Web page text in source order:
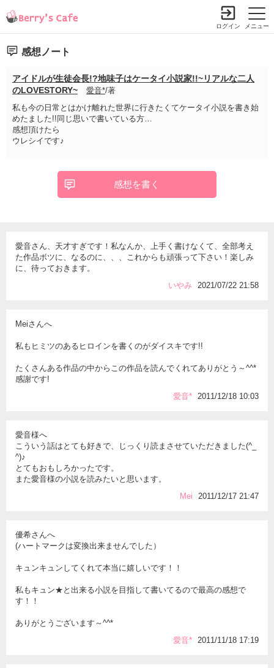
メニュー
ログイン
感想ノート
アイドルが生徒会長!?地味子はケータイ小説家!!~リアルな二人
のLOVESTORY~
愛音*/著
私も今の日常とはかけ離れた世界に行きたくてケータイ小説を書き始
めたました!!同じ思いで書いている方…
感想頂けたら
ウレシイです♪
感想を書く
愛音さん、天才すぎです！私なんか、上手く書けなくて、全部考え
た作品ボツに、なるのに、、、これからも頑張って下さい！楽しみ
に、待っておきます。
いやみ
2021/07/22 21:58
Meiさんへ
私もヒミツのあるヒロインを書くのがダイスキです!!
たくさんある作品の中からこの作品を読んでくれてありがとう～^^*
感謝です!
愛音*
2011/12/18 10:03
愛音様へ
こういう話はとても好きで、じっくり読まさせていただきました(^_
^)♪
とてもおもしろかったです。
また愛音様の小説を読みたいと思います。
Мei
2011/12/17 21:47
優希さんへ
(ハートマークは変換出来ませんでした）
キュンキュンしてくれて本当に嬉しいです！！
私もキュン★と出来る小説を目指して書いてるので最高の感想で
す！！
ありがとうございます～^^*
愛音*
2011/11/18 17:19